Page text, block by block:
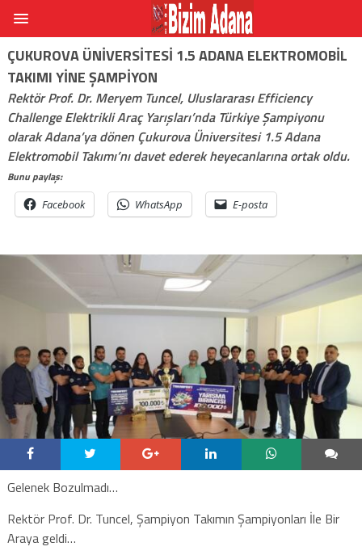
ÇUKUROVA ÜNIVERSITESI 1.5 ADANA ELEKTROMOBIL
TAKIMI YINE ŞAMPIYON
Rektör Prof. Dr. Meryem Tuncel, Uluslararası Efficiency
Challenge Elektrikli Araç Yarışları’nda Türkiye Şampiyonu
olarak Adana’ya dönen Çukurova Üniversitesi 1.5 Adana
Elektromobil Takımı’nı davet ederek heyecanlarına ortak oldu.
Bunu paylaş:
Facebook WhatsApp E-posta
Gelenek Bozulmadı…
Rektör Prof. Dr. Tuncel, Şampiyon Takımın Şampiyonları İle Bir
Araya geldi…